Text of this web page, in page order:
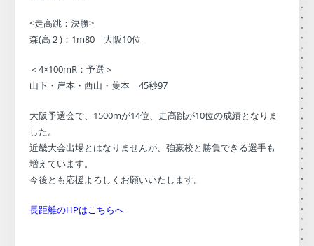
<走高跳：決勝>
森(高２)：1m80 大阪10位
＜4×100mR：予選＞
山下・岸本・西山・蒦本 45秒97
大阪予選会で、1500mが14位、走高跳が10位の成績となりま
した。
近畿大会出場とはなりませんが、強豪校と勝負できる選手も
増えています。
今後とも応援よろしくお願いいたします。
長距離のHPはこちらへ